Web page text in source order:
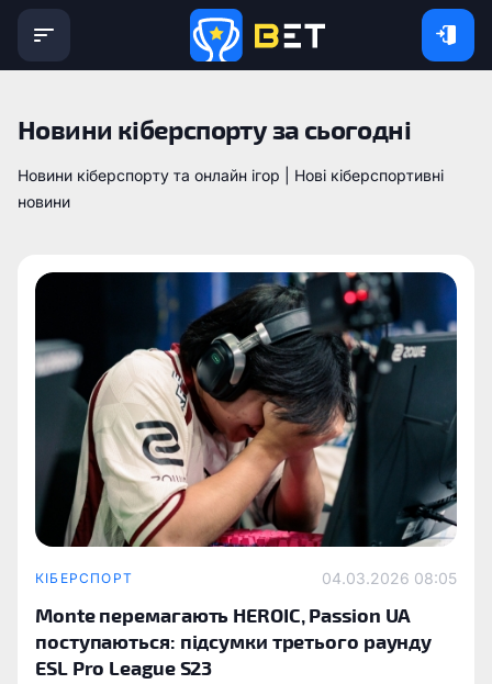
Новини кіберспорту за сьогодні
Новини кіберспорту та онлайн ігор | Нові кіберспортивні
новини
КІБЕРСПОРТ 04.03.2026 08:05
Monte перемагають HEROIC, Passion UA
поступаються: підсумки третього раунду
ESL Pro League S23